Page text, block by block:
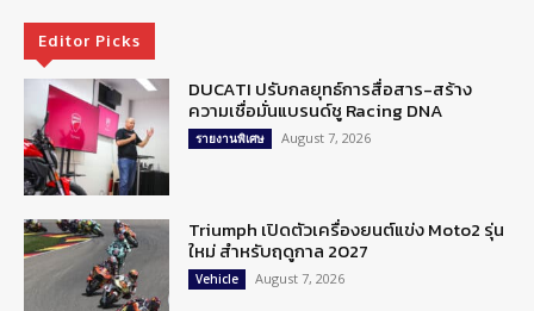
Editor Picks
DUCATI ปรับกลยุทธ์การสื่อสาร-สร้าง
ความเชื่อมั่นแบรนด์ชู Racing DNA
รายงานพิเศษ August 7, 2026
Triumph เปิดตัวเครื่องยนต์แข่ง Moto2 รุ่น
ใหม่ สำหรับฤดูกาล 2027
Vehicle August 7, 2026